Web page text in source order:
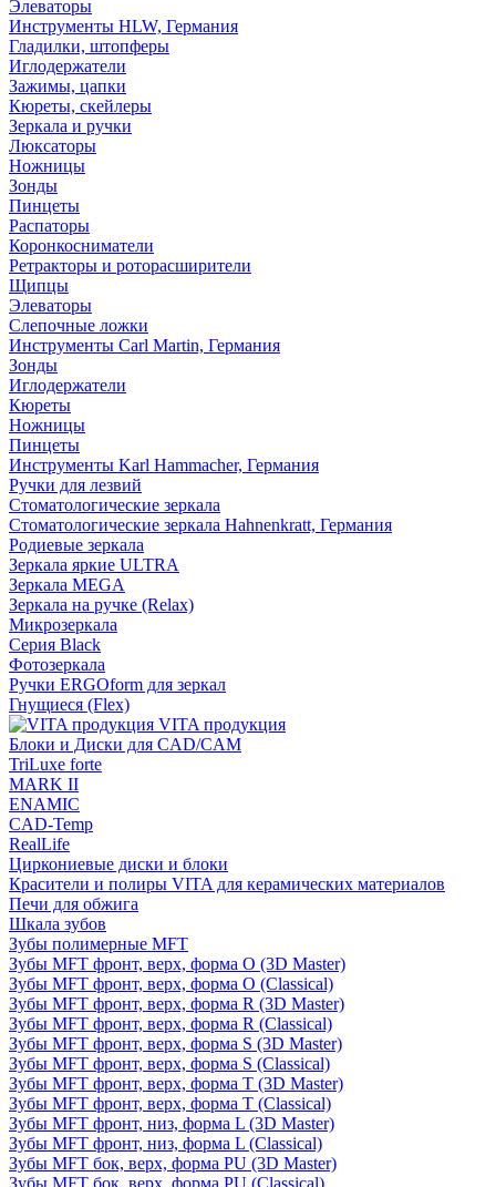
Элеваторы
Инструменты HLW, Германия
Гладилки, штопферы
Иглодержатели
Зажимы, цапки
Кюреты, скейлеры
Зеркала и ручки
Люксаторы
Ножницы
Зонды
Пинцеты
Распаторы
Коронкосниматели
Ретракторы и роторасширители
Щипцы
Элеваторы
Слепочные ложки
Инструменты Carl Martin, Германия
Зонды
Иглодержатели
Кюреты
Ножницы
Пинцеты
Инструменты Karl Hammacher, Германия
Ручки для лезвий
Стоматологические зеркала
Стоматологические зеркала Hahnenkratt, Германия
Родиевые зеркала
Зеркала яркие ULTRA
Зеркала MEGA
Зеркала на ручке (Relax)
Микрозеркала
Серия Black
Фотозеркала
Ручки ERGOform для зеркал
Гнущиеся (Flex)
VITA продукция
Блоки и Диски для CAD/CAM
TriLuxe forte
MARK II
ENAMIC
CAD-Temp
RealLife
Циркониевые диски и блоки
Красители и полиры VITA для керамических материалов
Печи для обжига
Шкала зубов
Зубы полимерные MFT
Зубы MFT фронт, верх, форма O (3D Master)
Зубы MFT фронт, верх, форма O (Classical)
Зубы MFT фронт, верх, форма R (3D Master)
Зубы MFT фронт, верх, форма R (Classical)
Зубы MFT фронт, верх, форма S (3D Master)
Зубы MFT фронт, верх, форма S (Classical)
Зубы MFT фронт, верх, форма T (3D Master)
Зубы MFT фронт, верх, форма T (Classical)
Зубы MFT фронт, низ, форма L (3D Master)
Зубы MFT фронт, низ, форма L (Classical)
Зубы MFT бок, верх, форма PU (3D Master)